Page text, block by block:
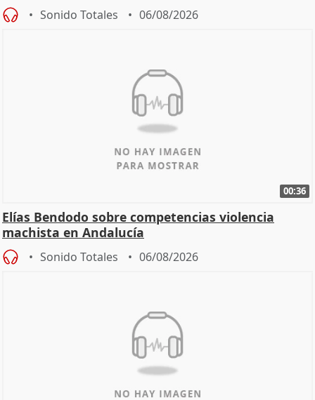
Sonido Totales 06/08/2026
00:36
Elías Bendodo sobre competencias violencia
machista en Andalucía
Sonido Totales 06/08/2026